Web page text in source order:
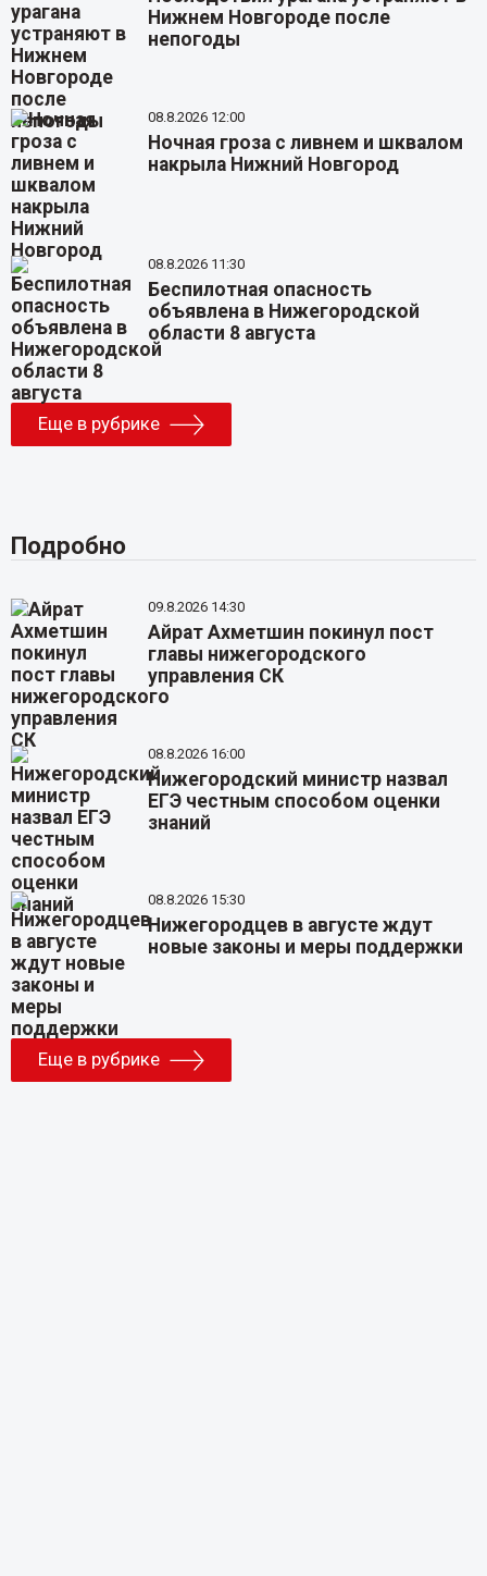
Нижнем Новгороде после
непогоды
08.8.2026 12:00
Ночная гроза с ливнем и шквалом
накрыла Нижний Новгород
08.8.2026 11:30
Беспилотная опасность
объявлена в Нижегородской
области 8 августа
Еще в рубрике
Подробно
09.8.2026 14:30
Айрат Ахметшин покинул пост
главы нижегородского
управления СК
08.8.2026 16:00
Нижегородский министр назвал
ЕГЭ честным способом оценки
знаний
08.8.2026 15:30
Нижегородцев в августе ждут
новые законы и меры поддержки
Еще в рубрике